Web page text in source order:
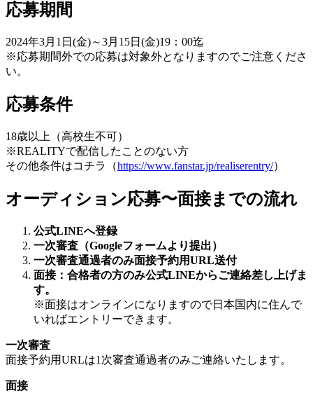
応募期間
2024年3月1日(金)～3月15日(金)19：00迄
※応募期間外での応募は対象外となりますのでご注意くださ
い。
応募条件
18歳以上（高校生不可）
※REALITYで配信したことのない方
その他条件はコチラ（https://www.fanstar.jp/realiserentry/）
オーディション応募〜面接までの流れ
公式LINEへ登録
一次審査（Googleフォームより提出）
一次審査通過者のみ面接予約用URL送付
面接：合格者の方のみ公式LINEからご連絡差し上げま
す。
※面接はオンラインになりますので日本国内に住んで
いればエントリーできます。
一次審査
面接予約用URLは1次審査通過者のみご連絡いたします。
面接